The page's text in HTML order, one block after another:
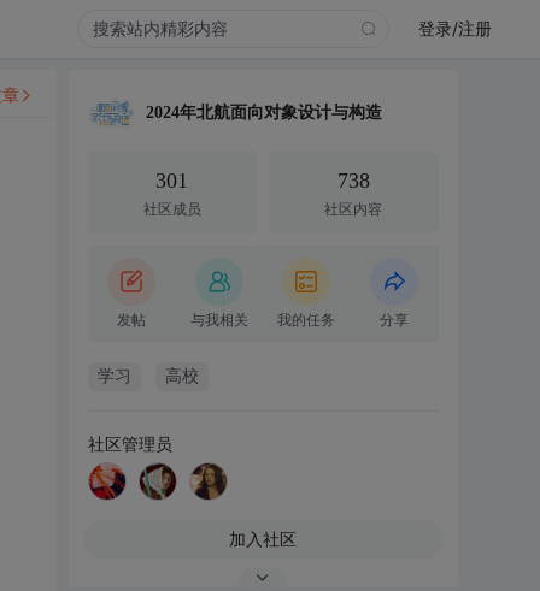
登录/注册
2024年北航面向对象设计与构造
301
社区成员
738
社区内容
发帖 与我相关 我的任务 分享
学习 高校
社区管理员
加入社区